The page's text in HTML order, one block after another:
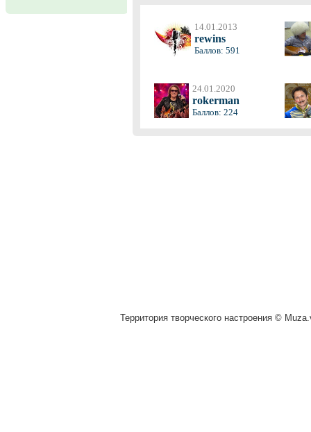
14.01.2013
rewins
Баллов: 591
24.01.2020
rokerman
Баллов: 224
Территория творческого настроения ©